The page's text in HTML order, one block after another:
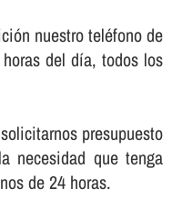
nuestro teléfono de
del dí­a, todos los
presupuesto
necesidad que tenga
de 24 horas.